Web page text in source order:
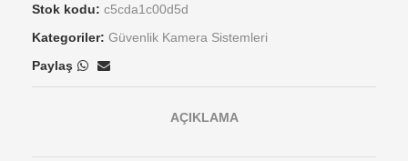
Stok kodu: c5cda1c00d5d
Kategoriler: Güvenlik Kamera Sistemleri
Paylaş
AÇIKLAMA